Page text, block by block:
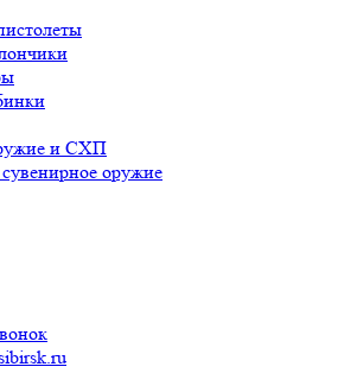
и СХП
оружие